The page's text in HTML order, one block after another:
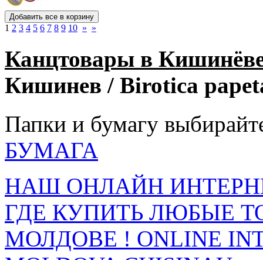
1 2 3 4 5 6 7 8 9 10 » »
Канцтовары в
Кишинев / Birotica
Папки и бумагу
БУМАГА
НАШ ОНЛАЙН
ГДЕ КУПИТЬ ЛЮБЫЕ
МОЛДОВЕ ! ONLINE